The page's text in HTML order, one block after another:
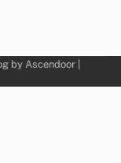
by Ascendoor|